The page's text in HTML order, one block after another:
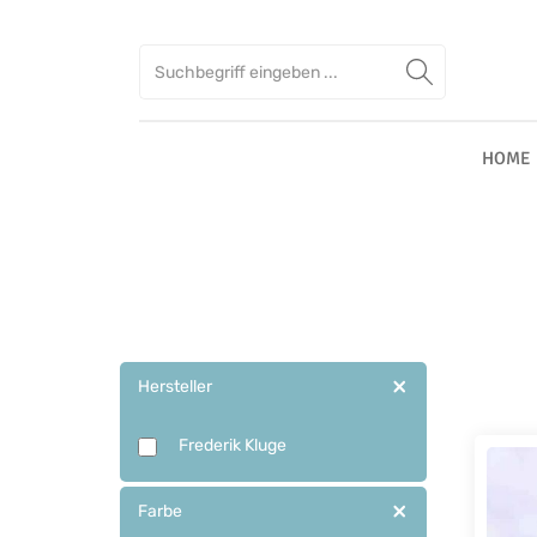
HOME
Hersteller
Frederik Kluge
Farbe